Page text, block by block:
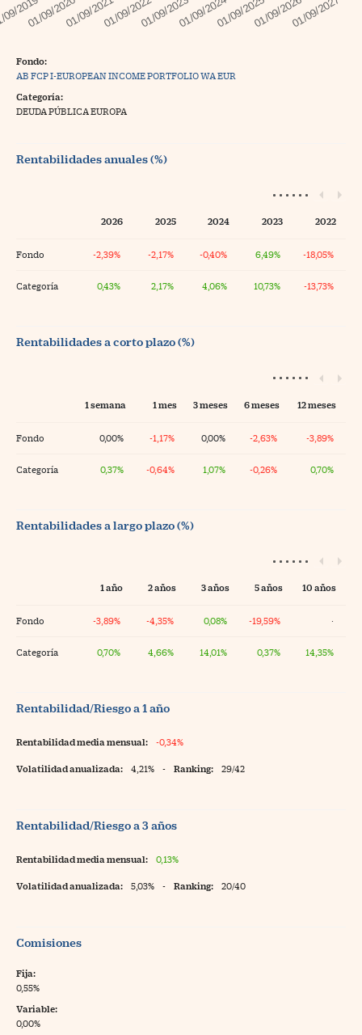
Fondo:
AB FCP I-EUROPEAN INCOME PORTFOLIO WA EUR
Categoría:
DEUDA PÚBLICA EUROPA
Rentabilidades anuales (%)
2026 2025 2024 2023 2022
Fondo -2,39% -2,17% -0,40% 6,49% -18,05%
Categoría 0,43% 2,17% 4,06% 10,73% -13,73%
Rentabilidades a corto plazo (%)
1 semana 1 mes 3 meses 6 meses 12 meses
Fondo 0,00% -1,17% 0,00% -2,63% -3,89%
Categoría 0,37% -0,64% 1,07% -0,26% 0,70%
Rentabilidades a largo plazo (%)
1 año 2 años 3 años 5 años 10 años
Fondo -3,89% -4,35% 0,08% -19,59% ·
Categoría 0,70% 4,66% 14,01% 0,37% 14,35%
Rentabilidad/Riesgo a 1 año
Rentabilidad media mensual: -0,34%
Volatilidad anualizada: 4,21% - Ranking: 29/42
Rentabilidad/Riesgo a 3 años
Rentabilidad media mensual: 0,13%
Volatilidad anualizada: 5,03% - Ranking: 20/40
Comisiones
Fija:
0,55%
Variable:
0,00%